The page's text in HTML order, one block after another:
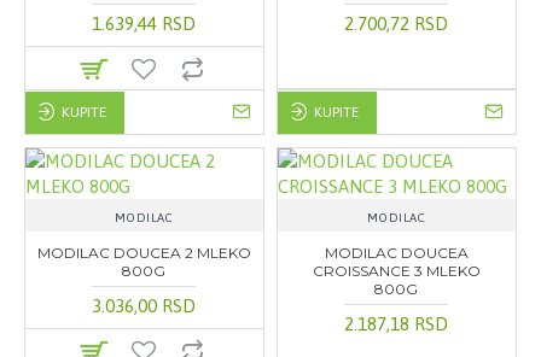
1.639,44 RSD
KUPITE
2.700,72 RSD
KUPITE
MODILAC
MODILAC DOUCEA 2 MLEKO
800G
3.036,00 RSD
MODILAC
MODILAC DOUCEA
CROISSANCE 3 MLEKO
800G
2.187,18 RSD